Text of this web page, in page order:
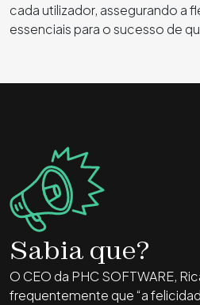
cada utilizador, assegurando a
essenciais para o sucesso de
Sabia que?
O CEO da PHC SOFTWARE,
frequentemente que “a